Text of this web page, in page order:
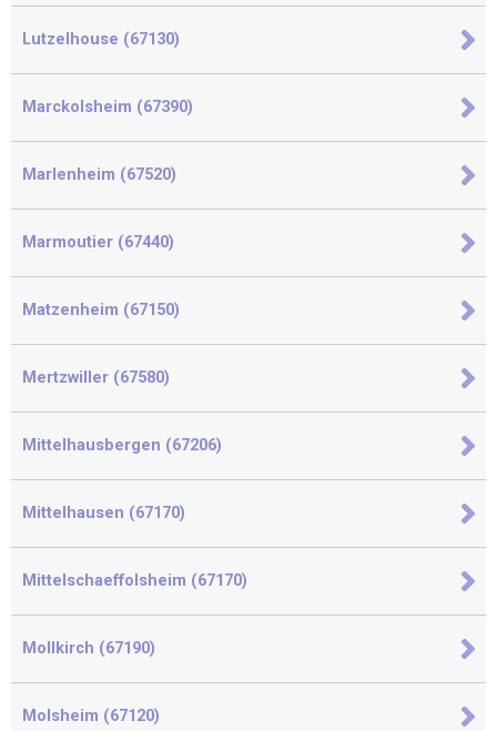
Lutzelhouse (67130)
Marckolsheim (67390)
Marlenheim (67520)
Marmoutier (67440)
Matzenheim (67150)
Mertzwiller (67580)
Mittelhausbergen (67206)
Mittelhausen (67170)
Mittelschaeffolsheim (67170)
Mollkirch (67190)
Molsheim (67120)